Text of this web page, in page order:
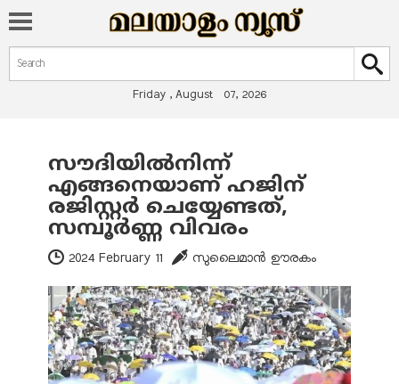
Search form
Search
Friday , August 07, 2026
You are here
സൗദിയിൽനിന്ന്
എങ്ങനെയാണ് ഹജിന്
രജിസ്റ്റർ ചെയ്യേണ്ടത്,
സമ്പൂർണ്ണ വിവരം
2024 February 11 സുലൈമാൻ ഊരകം